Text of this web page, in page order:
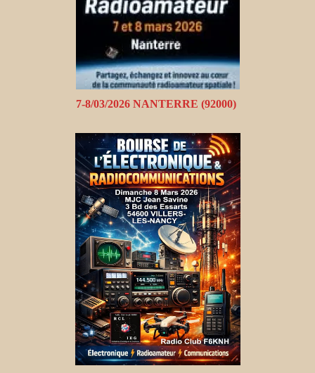
7-8/03/2026 NANTERRE (92000)